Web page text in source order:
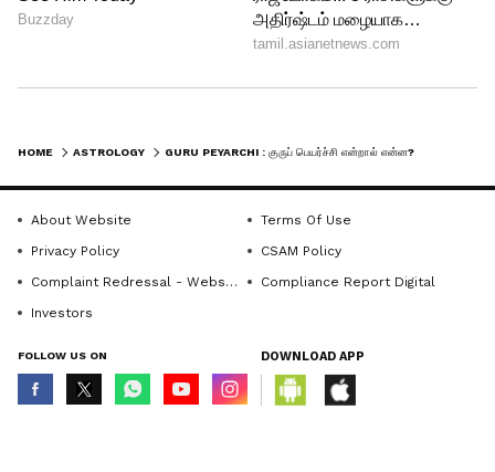
கோள்களின் ஆதிக்கத்திற்கு ஏற்ப புதன்
திசை, சுக்கிர திசை, செவ்வாய் திசை,
வியாழ திசை என்று வகுத்தார்கள்.
சோதிடக்கலை ஆகும்.
HOME ASTROLOGY
About Website
Terms Of Use
Privacy Policy
CSAM Policy
Complaint Redressal - Website
Compliance Report Digital
Investors
FOLLOW US ON DOWNLOAD APP